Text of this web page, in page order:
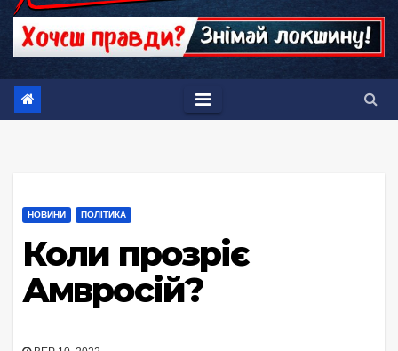
НОВИНИ ПОЛІТИКА
Коли прозріє
Амвросій?